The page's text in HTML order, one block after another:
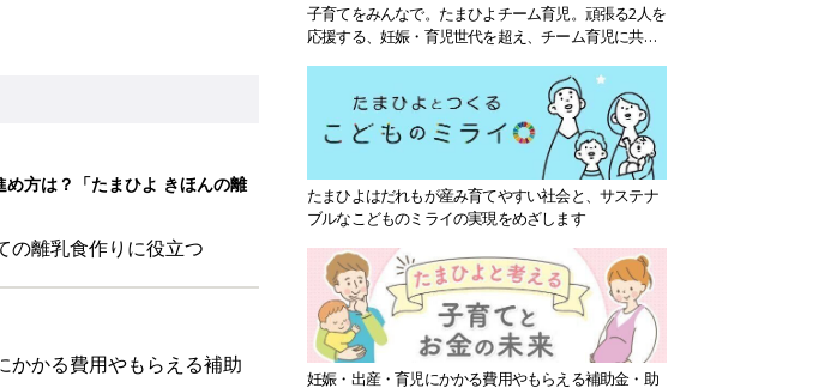
方は？「たまひよ きほんの離
の離乳食作りに役立つ
かかる費用やもらえる補助
子育てをみんなで。たまひよチーム育児。頑張る2人を
応援する、妊娠・育児世代を超え、チーム育児に共感
たまひよはだれもが産み育てやすい社会と、サステナ
ブルなこどものミライの実現をめざします
妊娠・出産・育児にかかる費用やもらえる補助金・助